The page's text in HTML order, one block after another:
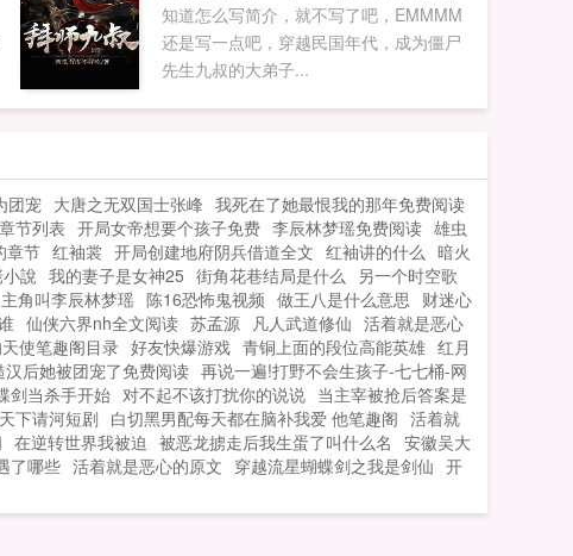
知道怎么写简介，就不写了吧，EMMMM
还是写一点吧，穿越民国年代，成为僵尸
先生九叔的大弟子...
团宠 大唐之无双国士张峰 我死在了她最恨我的那年免费阅读
节列表 开局女帝想要个孩子免费 李辰林梦瑶免费阅读 雄虫
章节 红袖裳 开局创建地府阴兵借道全文 红袖讲的什么 暗火
說 我的妻子是女神25 街角花巷结局是什么
另一个时空歌
主角叫李辰林梦瑶 陈16恐怖鬼视频 做王八是什么意思 财迷心
仙侠六界nh全文阅读 苏孟源 凡人武道修仙 活着就是恶心
使笔趣阁目录 好友快爆游戏 青铜上面的段位高能英雄 红月
汉后她被团宠了免费阅读 再说一遍!打野不会生孩子-七七桶-网
剑当杀手开始 对不起不该打扰你的说说 当主宰被抢后答案是
天下请河短剧 白切黑男配每天都在脑补我爱 他笔趣阁 活着就
在逆转世界我被迫 被恶龙掳走后我生蛋了叫什么名 安徽吴大
了哪些 活着就是恶心的原文 穿越流星蝴蝶剑之我是剑仙 开